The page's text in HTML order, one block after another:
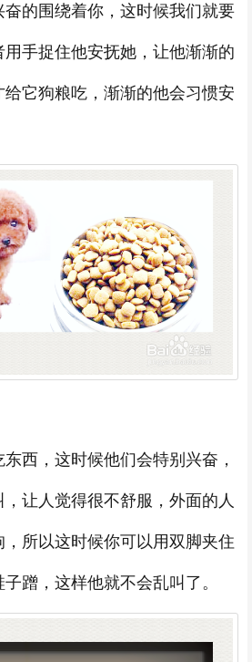
的围绕着你，这时候我们就要
手捉住他安抚她，让他渐渐的
它狗粮吃，渐渐的他会习惯安
西，这时候他们会特别兴奋，
让人觉得很不舒服，外面的人
所以这时候你可以用双脚夹住
蹭，这样他就不会乱叫了。